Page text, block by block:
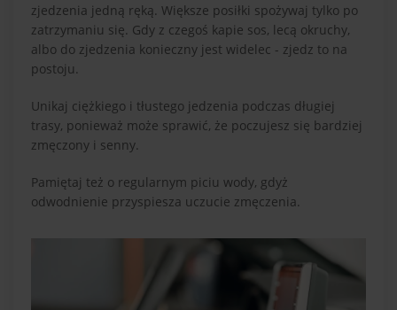
zjedzenia jedną ręką. Większe posiłki spożywaj tylko po
zatrzymaniu się. Gdy z czegoś kapie sos, lecą okruchy,
albo do zjedzenia konieczny jest widelec - zjedz to na
postoju.
Unikaj ciężkiego i tłustego jedzenia podczas długiej
trasy, ponieważ może sprawić, że poczujesz się bardziej
zmęczony i senny.
Pamiętaj też o regularnym piciu wody, gdyż
odwodnienie przyspiesza uczucie zmęczenia.